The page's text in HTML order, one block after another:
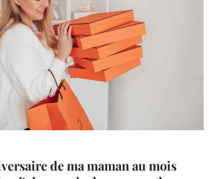
de ma maman au mois